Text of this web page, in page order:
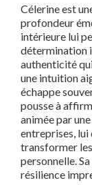
Célerine est
profondeur
intérieure lui
détermination
authenticité
une intuition
échappe
pousse à
animée par
entreprises, lui
transformer
personnelle.
résilience